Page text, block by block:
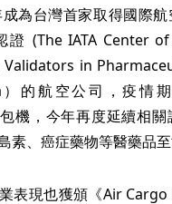
為台灣首家取得國際
證 (The IATA Center
in
）的航空公司，疫情
機，今年再度延續相
素、癌症藥物等醫藥品至
表現也獲頒《Air